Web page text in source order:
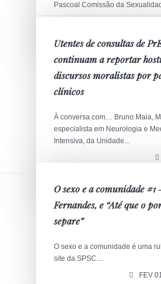
Pascoal Comissão da
Utentes de consultas de
continuam a reportar
discursos moralistas por
clínicos
À conversa com… Bruno Maia,
especialista em Neurologia e
Intensiva, da Unidade...
O sexo e a comunidade #1
Fernandes, e “Até que o
separe”
O sexo e a comunidade é uma
site da SPSC....
FEV 01